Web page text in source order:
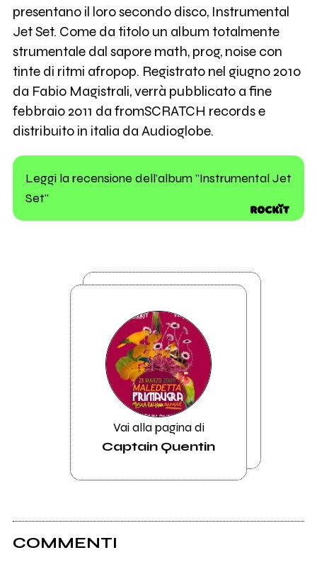
presentano il loro secondo disco, Instrumental
Jet Set. Come da titolo un album totalmente
strumentale dal sapore math, prog, noise con
tinte di ritmi afropop. Registrato nel giugno 2010
da Fabio Magistrali, verrà pubblicato a fine
febbraio 2011 da fromSCRATCH records e
distribuito in italia da Audioglobe.
Leggi la recensione dell'album "Instrumental Jet
Set"
Vai alla pagina di
Captain Quentin
COMMENTI